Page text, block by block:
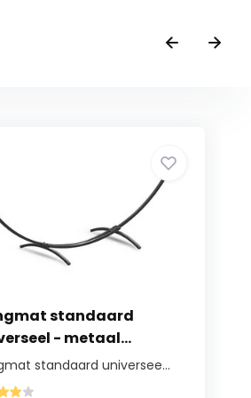
standaard
- metaal...
standaard universee...